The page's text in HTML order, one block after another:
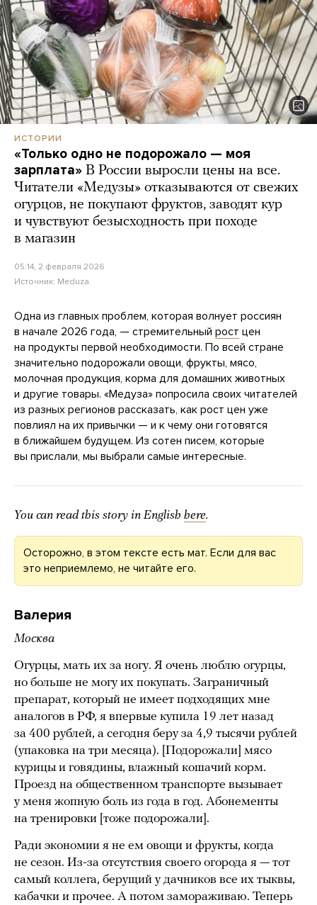
ИСТОРИИ
«Только одно не подорожало — моя
зарплата» В России выросли цены на все.
Читатели «Медузы» отказываются от свежих
огурцов, не покупают фруктов, заводят кур
и чувствуют безысходность при походе
в магазин
05:14, 2 февраля 2026
Источник: Meduza
Одна из главных проблем, которая волнует россиян
в начале 2026 года, — стремительный рост цен
на продукты первой необходимости. По всей стране
значительно подорожали овощи, фрукты, мясо,
молочная продукция, корма для домашних животных
и другие товары. «Медуза» попросила своих читателей
из разных регионов рассказать, как рост цен уже
повлиял на их привычки — и к чему они готовятся
в ближайшем будущем. Из сотен писем, которые
вы прислали, мы выбрали самые интересные.
You can read this story in English here.
Осторожно, в этом тексте есть мат. Если для вас
это неприемлемо, не читайте его.
Валерия
Москва
Огурцы, мать их за ногу. Я очень люблю огурцы,
но больше не могу их покупать. Заграничный
препарат, который не имеет подходящих мне
аналогов в РФ, я впервые купила 19 лет назад
за 400 рублей, а сегодня беру за 4,9 тысячи рублей
(упаковка на три месяца). [Подорожали] мясо
курицы и говядины, влажный кошачий корм.
Проезд на общественном транспорте вызывает
у меня жопную боль из года в год. Абонементы
на тренировки [тоже подорожали].
Ради экономии я не ем овощи и фрукты, когда
не сезон. Из-за отсутствия своего огорода я — тот
самый коллега, берущий у дачников все их тыквы,
кабачки и прочее. А потом замораживаю. Теперь